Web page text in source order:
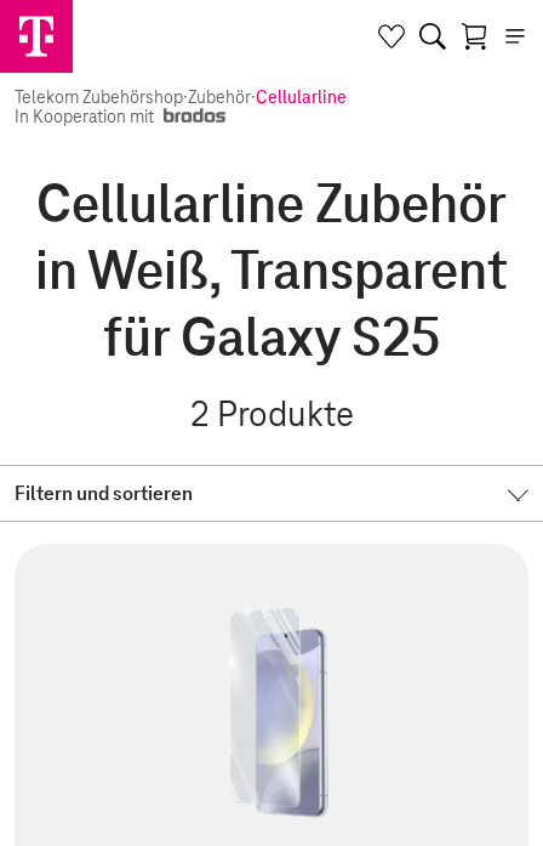
Telekom Zubehörshop·Zubehör·Cellularline
In Kooperation mit
Cellularline Zubehör
in Weiß, Transparent
für Galaxy S25
2 Produkte
Filtern und sortieren